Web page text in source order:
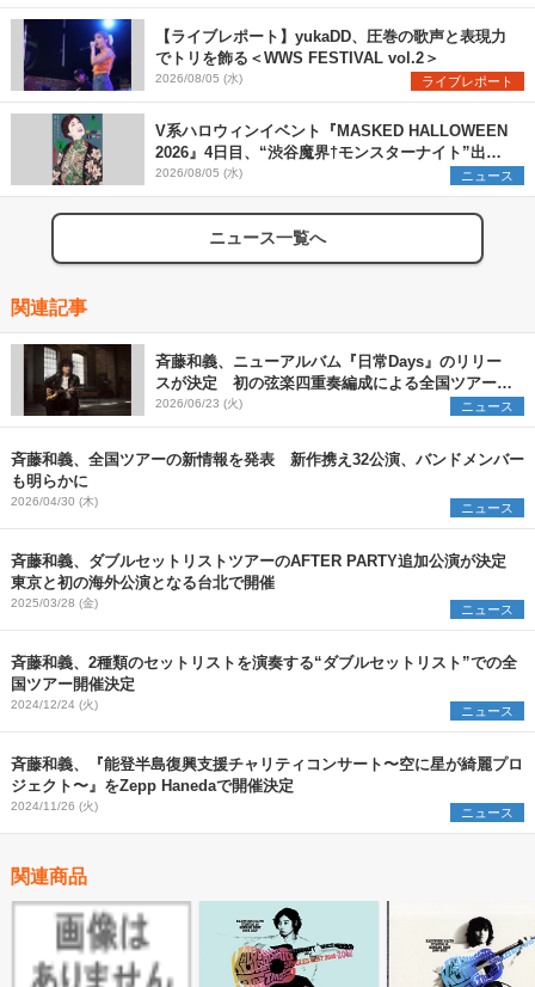
【ライブレポート】yukaDD、圧巻の歌声と表現力
でトリを飾る＜WWS FESTIVAL vol.2＞
2026/08/05 (水) ライブレポート
V系ハロウィンイベント『MASKED HALLOWEEN
2026』4日目、“渋谷魔界†モンスターナイト”出演6
組を発表
2026/08/05 (水) ニュース
ニュース一覧へ
関連記事
斉藤和義、ニューアルバム『日常Days』のリリー
スが決定 初の弦楽四重奏編成による全国ツアーの
詳細も明らかに
2026/06/23 (火) ニュース
斉藤和義、全国ツアーの新情報を発表 新作携え32公演、バンドメンバー
も明らかに
2026/04/30 (木) ニュース
斉藤和義、ダブルセットリストツアーのAFTER PARTY追加公演が決定
東京と初の海外公演となる台北で開催
2025/03/28 (金) ニュース
斉藤和義、2種類のセットリストを演奏する“ダブルセットリスト”での全
国ツアー開催決定
2024/12/24 (火) ニュース
斉藤和義、『能登半島復興支援チャリティコンサート〜空に星が綺麗プロ
ジェクト〜』をZepp Hanedaで開催決定
2024/11/26 (火) ニュース
関連商品